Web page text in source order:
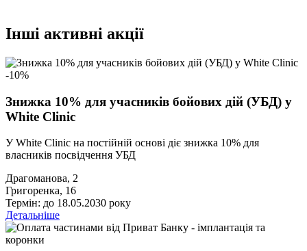
Інші активні акції
-10%
Знижка 10% для учасників бойових дій (УБД) у
White Clinic
У White Clinic на постійній основі діє знижка 10% для
власників посвідчення УБД
Драгоманова, 2
Григоренка, 16
Термін: до 18.05.2030 року
Детальніше